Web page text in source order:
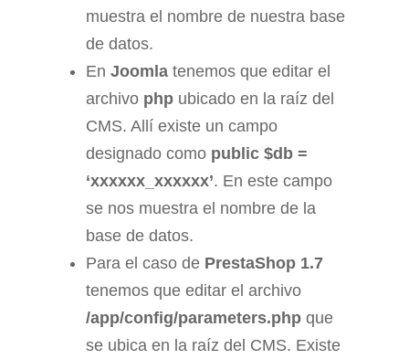
muestra el nombre de nuestra base
de datos.
En Joomla tenemos que editar el
archivo php ubicado en la raíz del
CMS. Allí existe un campo
designado como public $db =
‘xxxxxx_xxxxxx’. En este campo
se nos muestra el nombre de la
base de datos.
Para el caso de PrestaShop 1.7
tenemos que editar el archivo
/app/config/parameters.php que
se ubica en la raíz del CMS. Existe